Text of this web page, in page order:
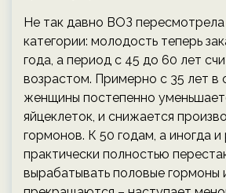
Не так давно ВОЗ
категории: молодость теперь
года, а период с 45 до 60 лет
возрастом. Примерно с 35 лет в
женщины постепенно
яйцеклеток, и снижается
гормонов. К 50 годам, а иногда и
практически полностью
вырабатывать половые гормоны